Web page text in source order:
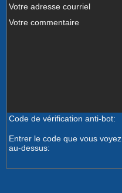
Votre adresse courriel
Votre commentaire
Code de vérification anti-bot:
Entrer le code que vous voyez
au-dessus: